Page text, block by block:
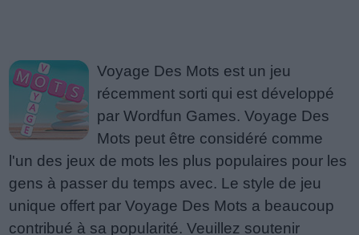
Voyage Des Mots est un jeu
récemment sorti qui est développé
par Wordfun Games. Voyage Des
Mots peut être considéré comme
l'un des jeux de mots les plus populaires pour les
gens à passer du temps avec. Le style de jeu
unique offert par Voyage Des Mots a beaucoup
contribué à sa popularité. Veuillez soutenir